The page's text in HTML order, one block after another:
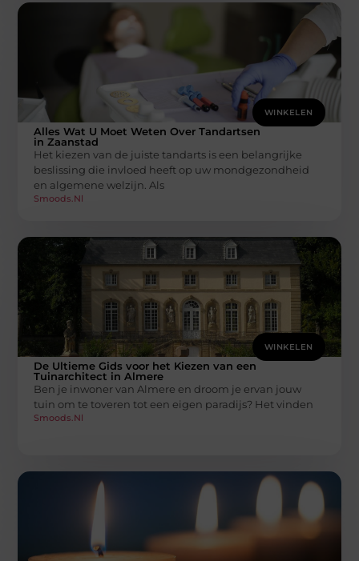
WINKELEN
Alles Wat U Moet Weten Over Tandartsen
in Zaanstad
Het kiezen van de juiste tandarts is een belangrijke
beslissing die invloed heeft op uw mondgezondheid
en algemene welzijn. Als
Smoods.nl
WINKELEN
De Ultieme Gids voor het Kiezen van een
Tuinarchitect in Almere
Ben je inwoner van Almere en droom je ervan jouw
tuin om te toveren tot een eigen paradijs? Het vinden
Smoods.nl